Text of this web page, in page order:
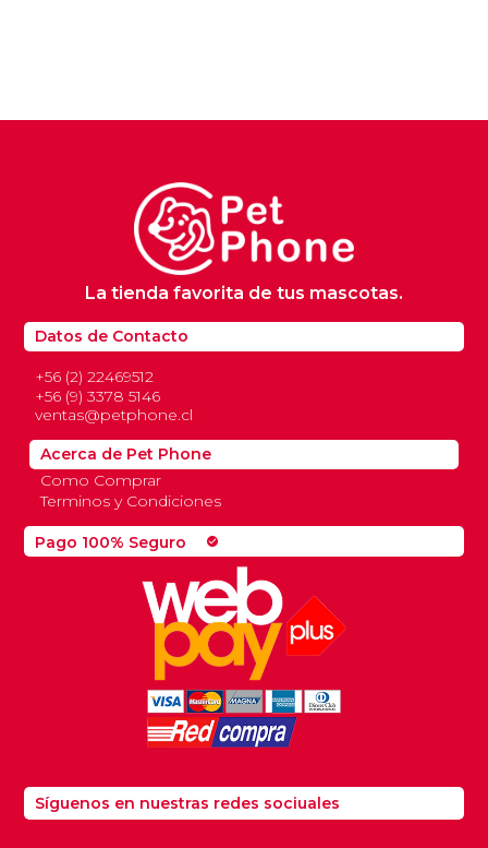
Pago 100% Seguro check_circle
Datos de Contacto
+56 (2) 22469512
+56 (9) 3378 5146
ventas@petphone.cl
La tienda favorita de tus mascotas.
Acerca de Pet Phone
Como Comprar
Terminos y Condiciones
Síguenos en nuestras redes sociuales